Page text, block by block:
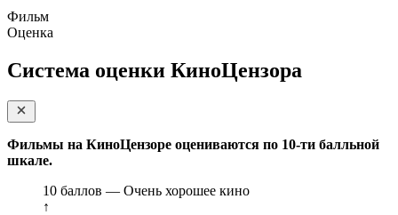
Фильм
Оценка
Система оценки КиноЦензора
Фильмы на КиноЦензоре оцениваются по 10-ти балльной
шкале.
10 баллов — Очень хорошее кино
↑